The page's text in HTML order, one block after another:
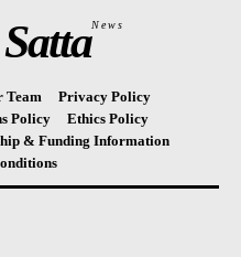
News
Team
Privacy Policy
Policy
Ethics Policy
& Funding Information